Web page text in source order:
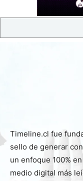
Timeline.cl fue
sello de generar
un enfoque 100%
medio digital más